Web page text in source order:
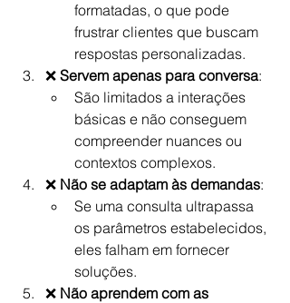
formatadas, o que pode
frustrar clientes que buscam
respostas personalizadas.
❌ Servem apenas para conversa:
São limitados a interações
básicas e não conseguem
compreender nuances ou
contextos complexos.
❌ Não se adaptam às demandas:
Se uma consulta ultrapassa
os parâmetros estabelecidos,
eles falham em fornecer
soluções.
❌ Não aprendem com as